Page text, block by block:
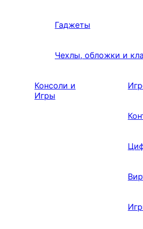
Гаджеты
Чехлы, обложки и
Консоли и
Игры